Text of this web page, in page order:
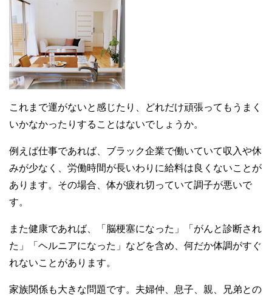
これまで運がないと感じたり、どれだけ頑張ってもうまく
いかなかったりすることはないでしょうか。
例えば仕事であれば、ブラック企業で働いていて収入や休
みが少なく、労働時間が長いわりに給料は良くないことが
あります。その場合、体が疲れ切っていて調子が悪いで
す。
また健康であれば、「脳梗塞になった」「がんと診断され
た」「ヘルニアになった」などを含め、何だか体調がすぐ
れないことがあります。
家族関係も大きな問題です。夫婦仲、息子、親、兄弟との